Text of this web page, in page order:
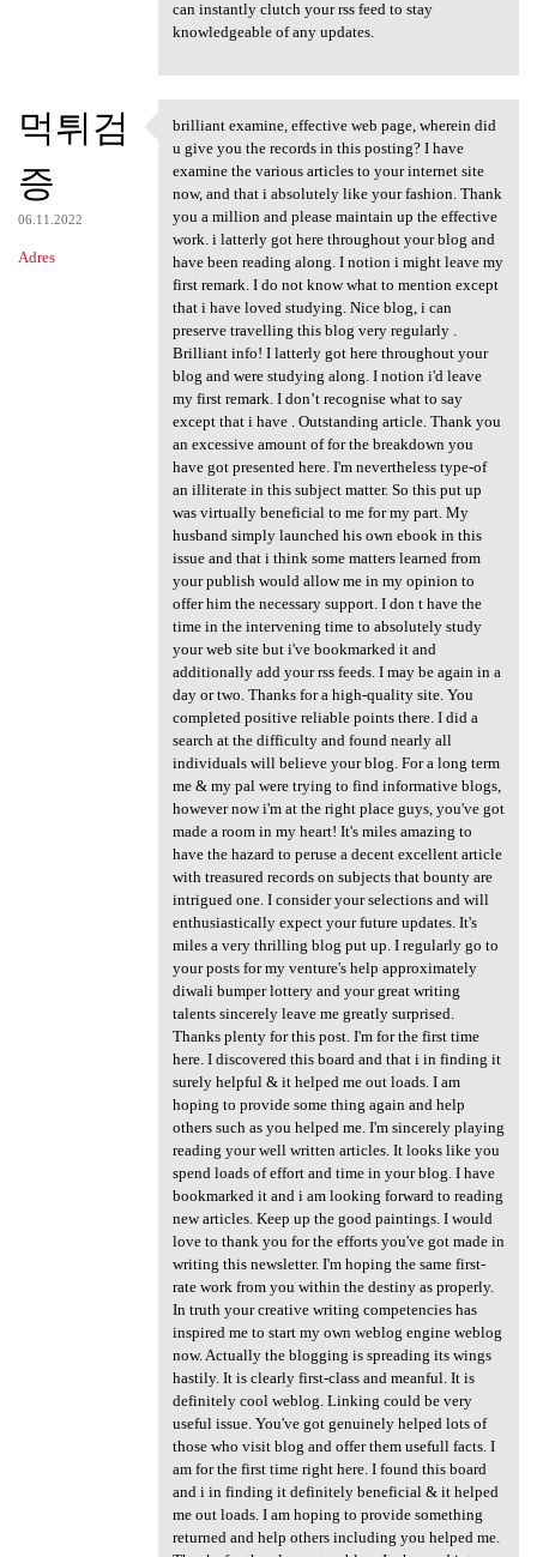
can instantly clutch your rss feed to stay
knowledgeable of any updates.
먹튀검
증
06.11.2022
Adres
brilliant examine, effective
brilliant examine, effective web page, wherein did
u give you the records in this posting? I have
examine the various articles to your internet site
now, and that i absolutely like your fashion. Thank
you a million and please maintain up the effective
work. i latterly got here throughout your blog and
have been reading along. I notion i might leave my
first remark. I do not know what to mention except
that i have loved studying. Nice blog, i can
preserve travelling this blog very regularly .
Brilliant info! I latterly got here throughout your
blog and were studying along. I notion i'd leave
my first remark. I don’t recognise what to say
except that i have . Outstanding article. Thank you
an excessive amount of for the breakdown you
have got presented here. I'm nevertheless type-of
an illiterate in this subject matter. So this put up
was virtually beneficial to me for my part. My
husband simply launched his own ebook in this
issue and that i think some matters learned from
your publish would allow me in my opinion to
offer him the necessary support. I don t have the
time in the intervening time to absolutely study
your web site but i've bookmarked it and
additionally add your rss feeds. I may be again in a
day or two. Thanks for a high-quality site. You
completed positive reliable points there. I did a
search at the difficulty and found nearly all
individuals will believe your blog. For a long term
me & my pal were trying to find informative blogs,
however now i'm at the right place guys, you've got
made a room in my heart! It's miles amazing to
have the hazard to peruse a decent excellent article
with treasured records on subjects that bounty are
intrigued one. I consider your selections and will
enthusiastically expect your future updates. It's
miles a very thrilling blog put up. I regularly go to
your posts for my venture's help approximately
diwali bumper lottery and your great writing
talents sincerely leave me greatly surprised.
Thanks plenty for this post. I'm for the first time
here. I discovered this board and that i in finding it
surely helpful & it helped me out loads. I am
hoping to provide some thing again and help
others such as you helped me. I'm sincerely playing
reading your well written articles. It looks like you
spend loads of effort and time in your blog. I have
bookmarked it and i am looking forward to reading
new articles. Keep up the good paintings. I would
love to thank you for the efforts you've got made in
writing this newsletter. I'm hoping the same first-
rate work from you within the destiny as properly.
In truth your creative writing competencies has
inspired me to start my own weblog engine weblog
now. Actually the blogging is spreading its wings
hastily. It is clearly first-class and meanful. It is
definitely cool weblog. Linking could be very
useful issue. You've got genuinely helped lots of
those who visit blog and offer them usefull facts. I
am for the first time right here. I found this board
and i in finding it definitely beneficial & it helped
me out loads. I am hoping to provide something
returned and help others including you helped me.